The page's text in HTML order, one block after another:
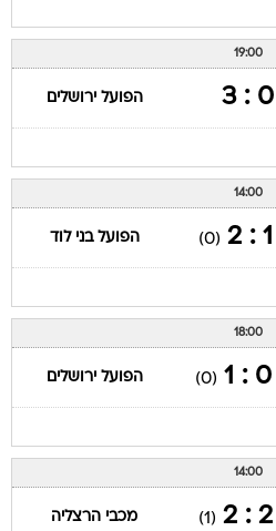
19:00
0 : 3 הפועל ירושלים
14:00
1 : 2
(0) הפועל בני לוד
18:00
0 : 1
(0) הפועל ירושלים
14:00
2 : 2
(1) מכבי הרצליה